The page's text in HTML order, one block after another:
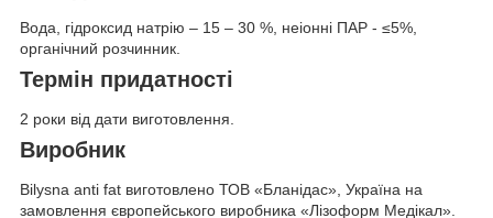
Вода, гідроксид натрію – 15 – 30 %, неіонні ПАР - ≤5%,
органічний розчинник.
Термін придатності
2 роки від дати виготовлення.
Виробник
Bilysna anti fat виготовлено ТОВ «Бланідас», Україна на
замовлення європейського виробника «Лізоформ Медікал».